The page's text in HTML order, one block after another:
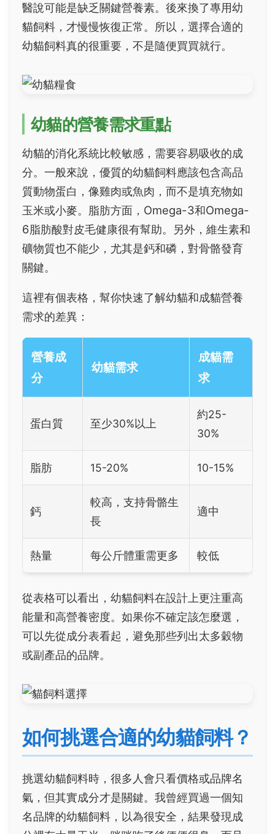
醫說可能是缺乏關鍵營養素。後來換了專用幼
貓飼料，才慢慢恢復正常。所以，選擇合適的
幼貓飼料真的很重要，不是隨便買買就行。
幼貓的營養需求重點
幼貓的消化系統比較敏感，需要容易吸收的成
分。一般來說，優質的幼貓飼料應該包含高品
質動物蛋白，像雞肉或魚肉，而不是填充物如
玉米或小麥。脂肪方面，Omega-3和Omega-
6脂肪酸對皮毛健康很有幫助。另外，維生素和
礦物質也不能少，尤其是鈣和磷，對骨骼發育
關鍵。
這裡有個表格，幫你快速了解幼貓和成貓營養
需求的差異：
營養成
分
幼貓需求
成貓需
求
蛋白質 至少30%以上
約25-
30%
脂肪 15-20% 10-15%
鈣
較高，支持骨骼生
長
適中
熱量 每公斤體重需更多 較低
從表格可以看出，幼貓飼料在設計上更注重高
能量和高營養密度。如果你不確定該怎麼選，
可以先從成分表看起，避免那些列出太多穀物
或副產品的品牌。
如何挑選合適的幼貓飼料？
挑選幼貓飼料時，很多人會只看價格或品牌名
氣，但其實成分才是關鍵。我曾經買過一個知
名品牌的幼貓飼料，以為很安全，結果發現成